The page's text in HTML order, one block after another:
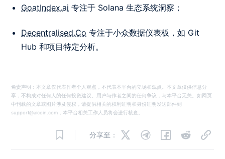
GoatIndex.ai 专注于 Solana 生态系统洞察；
Decentralised.Co 专注于小众数据仪表板，如 Git
Hub 和项目特定分析。
免责声明：本文章仅代表作者个人观点，不代表本平台的立场和观点。本文章仅供信息分
享，不构成对任何人的任何投资建议。用户与作者之间的任何争议，与本平台无关。如网页
中刊载的文章或图片涉及侵权，请提供相关的权利证明和身份证明发送邮件到
support@aicoin.com，本平台相关工作人员将会进行核查。
分享至：